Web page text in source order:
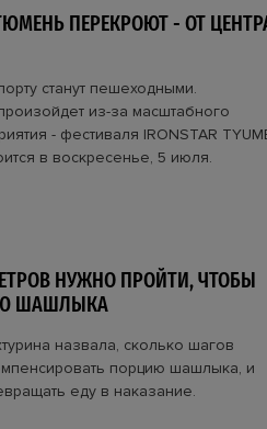
ПЕРЕКРОЮТ - ОТ
станут пешеходными.
из-за масштабного
- фестиваля IRONSTAR
в воскресенье, 5 июля.
НУЖНО ПРОЙТИ, ЧТОБЫ
ШАШЛЫКА
назвала, сколько шагов
порцию шашлыка, и
еду в наказание.